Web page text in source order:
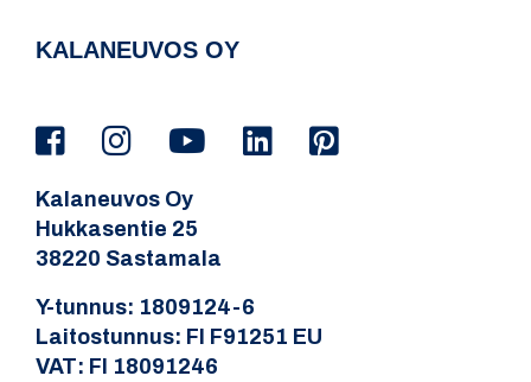
KALANEUVOS OY
Kalaneuvos Oy
Hukkasentie 25
38220 Sastamala
Y-tunnus: 1809124-6
Laitostunnus: FI F91251 EU
VAT: FI 18091246